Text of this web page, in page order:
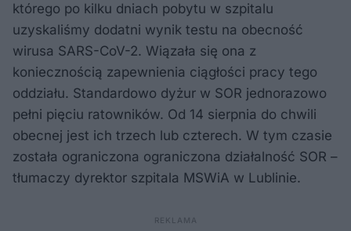
którego po kilku dniach pobytu w szpitalu
uzyskaliśmy dodatni wynik testu na obecność
wirusa SARS-CoV-2. Wiązała się ona z
koniecznością zapewnienia ciągłości pracy tego
oddziału. Standardowo dyżur w SOR jednorazowo
pełni pięciu ratowników. Od 14 sierpnia do chwili
obecnej jest ich trzech lub czterech. W tym czasie
została ograniczona ograniczona działalność SOR –
tłumaczy dyrektor szpitala MSWiA w Lublinie.